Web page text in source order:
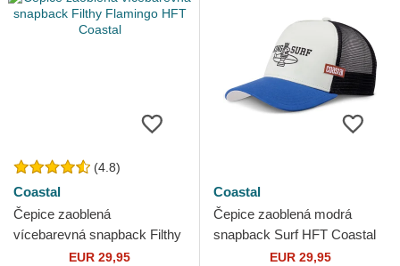
(4.8)
Coastal
Čepice zaoblená
vícebarevná snapback Filthy
Flamingo HFT Coastal
EUR 29,95
Coastal
Čepice zaoblená modrá
snapback Surf HFT Coastal
EUR 29,95